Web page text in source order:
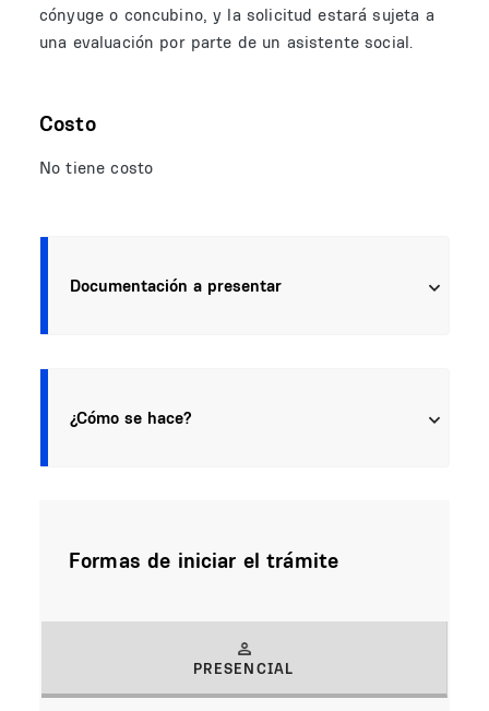
cónyuge o concubino, y la solicitud estará sujeta a
una evaluación por parte de un asistente social.
Costo
No tiene costo
Documentación a presentar
¿Cómo se hace?
Formas de iniciar el trámite
PRESENCIAL